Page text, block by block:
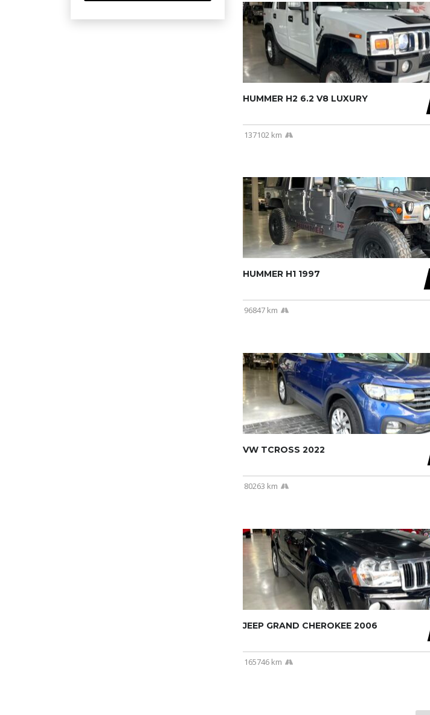
HUMMER H2 6.2 V8 LUXURY
137102 km
HUMMER H1 1997
96847 km
VW TCROSS 2022
80263 km
JEEP GRAND CHEROKEE 2006
165746 km